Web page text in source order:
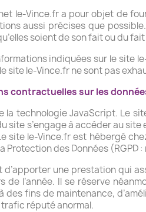
le-Vince.fr a pour objet de
aussi précises que
soient de son fait ou du
indiquées sur le site
site le-Vince.fr ne sont pas
contractuelles sur les
la technologie JavaScript. Le
site s’engage à accéder au
site le-Vince.fr est hébergé
Protection des Données (RGPD
d’apporter une prestation qui
de l’année. Il se réserve
des fins de maintenance,
réputé anormal.